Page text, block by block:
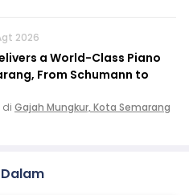
2026
a World-Class Piano
From Schumann to
di Gajah Mungkur, Kota Semarang